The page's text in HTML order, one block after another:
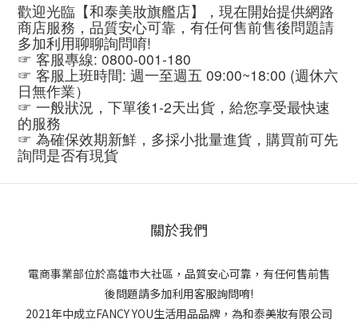
歡迎光臨【和泰美妝旗艦店】，現在開始提供網路
商店服務，品質安心可靠，有任何售前售後問題請
多加利用聊聊詢問唷!
☞ 客服專線: 0800-001-180
☞ 客服上班時間: 週一至週五 09:00~18:00 (週休六
日無作業）
☞ 一般狀況，下單後1-2天出貨，給您享受最快速
的服務
☞ 為確保效期新鮮，多採小批量進貨，購買前可先
詢問是否有現貨
關於我們
電商事業部位於高雄市大社區，品質安心可靠，有任何售前售
後問題請多加利用客服詢問唷!
2021年中成立FANCY YOU生活用品品牌，為和泰美妝有限公司